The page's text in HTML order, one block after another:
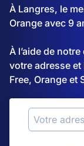
À Langres, le
Orange avec 9
À l’aide de
votre adresse
Free, Orange et